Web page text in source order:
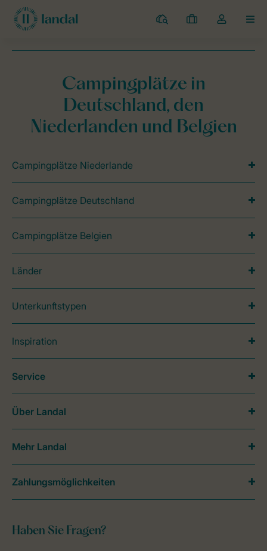
Campingplätze
Meine
Dropdown-
meines
Campingplätze in
Deutschland, den
Niederlanden und Belgien
Campingplätze Niederlande
Campingplätze Deutschland
Campingplätze Belgien
Länder
Unterkunftstypen
Inspiration
Haben Sie Fragen?
Service
Über Landal
Mehr Landal
Zahlungsmöglichkeiten